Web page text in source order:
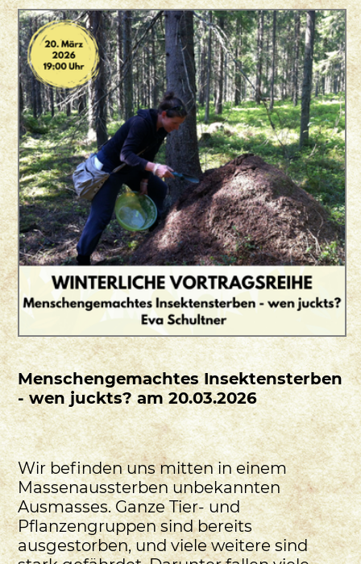
Menschengemachtes Insektensterben
- wen juckts? am 20.03.2026
Wir befinden uns mitten in einem
Massenaussterben unbekannten
Ausmasses. Ganze Tier- und
Pflanzengruppen sind bereits
ausgestorben, und viele weitere sind